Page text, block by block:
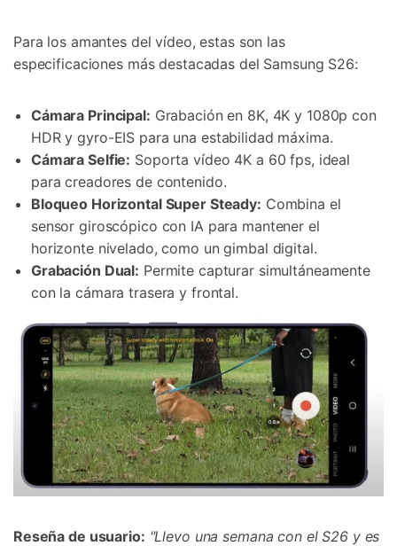
Para los amantes del vídeo, estas son las
especificaciones más destacadas del Samsung S26:
Cámara Principal: Grabación en 8K, 4K y 1080p con
HDR y gyro-EIS para una estabilidad máxima.
Cámara Selfie: Soporta vídeo 4K a 60 fps, ideal
para creadores de contenido.
Bloqueo Horizontal Super Steady: Combina el
sensor giroscópico con IA para mantener el
horizonte nivelado, como un gimbal digital.
Grabación Dual: Permite capturar simultáneamente
con la cámara trasera y frontal.
Reseña de usuario: "Llevo una semana con el S26 y es